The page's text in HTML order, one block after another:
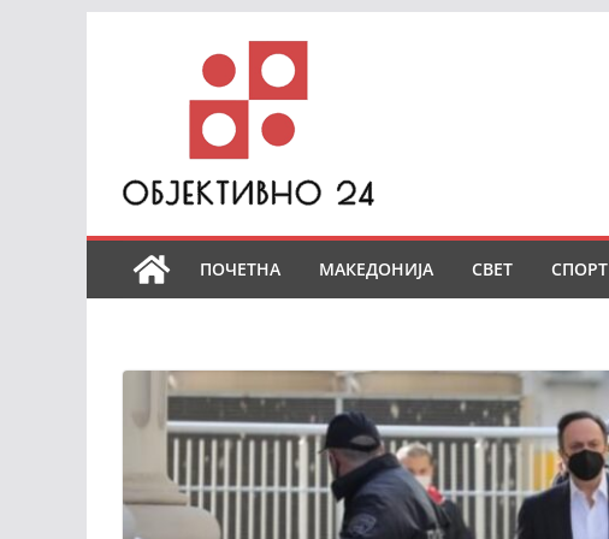
ПОЧЕТНА МАКЕДОНИЈА СВЕТ СПОРТ